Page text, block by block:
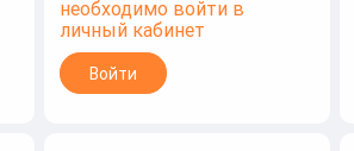
необходимо войти в
личный кабинет
Войти